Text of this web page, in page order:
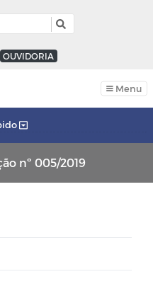
OUVIDORIA
Menu
nº 005/2019